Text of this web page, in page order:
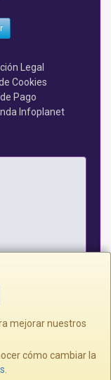
mejorar nuestros
cómo cambiar la
Legal
Cookies
Pago
Infoplanet
Tfno: